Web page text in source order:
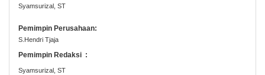
Syamsurizal, ST
Pemimpin Perusahaan:
S.Hendri Tjaja
Pemimpin Redaksi :
Syamsurizal, ST